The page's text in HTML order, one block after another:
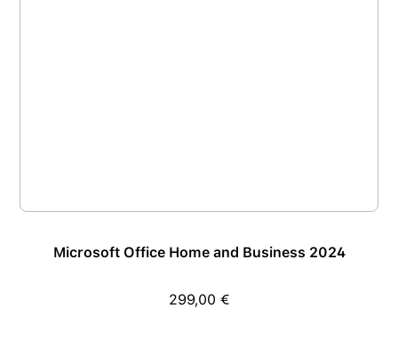
Microsoft Office Home and Business 2024
Regulärer Preis:
299,00 €